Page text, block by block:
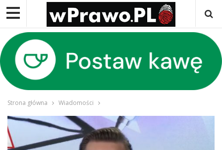
Strona główna Wiadomości